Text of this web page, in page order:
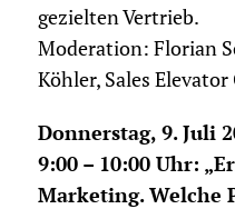
gezielten Vertrieb.
Moderation: Florian
Köhler, Sales Elevator
Donnerstag, 9. Juli
9:00 – 10:00 Uhr:
Marketing. Welche